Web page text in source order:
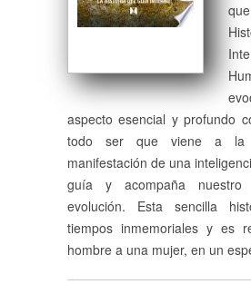
aspecto esencial y profundo
todo ser que viene a la
manifestación de una
guía y acompaña nuestro
evolución. Esta sencilla
tiempos inmemoriales y es
hombre a una mujer, en un